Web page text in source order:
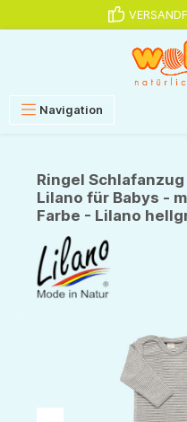
Navigation
Ringel
Lilano für Babys -
Farbe - Lilano
Bildergalerie überspringen